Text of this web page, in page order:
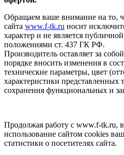
Обращаем ваше внимание на то,
сайта www.f-tk.ru носит
характер и не является
положениями ст. 437 ГК РФ.
Производитель оставляет за
порядке вносить изменения в
технические параметры, цвет
характеристики представленных
сохранения функциональных и
Продолжая работу с www.f-tk.ru,
использование сайтом cookies
статистики о посетителях сайта.